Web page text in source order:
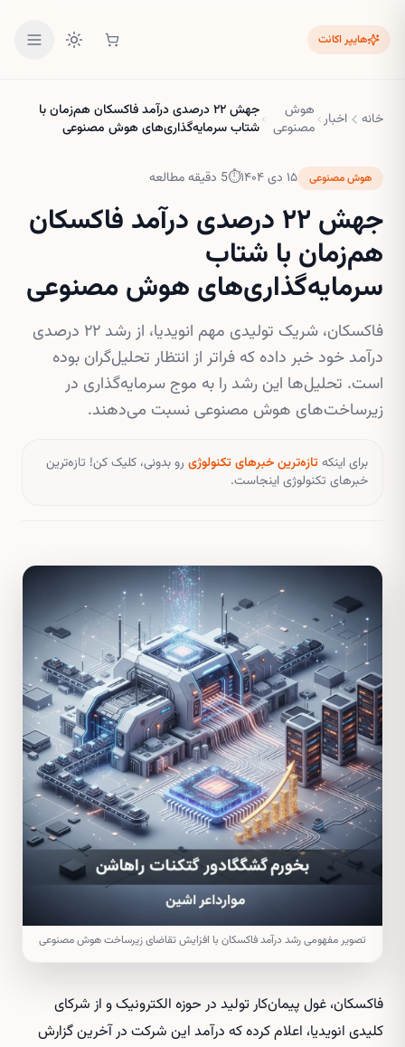
هایپر اکانت
خانه اخبار هوش
مصنوعی
جهش ۲۲ درصدی درآمد فاکسکان هم‌زمان با
شتاب سرمایه‌گذاری‌های هوش مصنوعی
هوش مصنوعی ۱۵ دی ۱۴۰۴ ⏱
5 دقیقه مطالعه
جهش ۲۲ درصدی درآمد فاکسکان
هم‌زمان با شتاب
سرمایه‌گذاری‌های هوش مصنوعی
فاکسکان، شریک تولیدی مهم انویدیا، از رشد ۲۲ درصدی
درآمد خود خبر داده که فراتر از انتظار تحلیل‌گران بوده
است. تحلیل‌ها این رشد را به موج سرمایه‌گذاری در
زیرساخت‌های هوش مصنوعی نسبت می‌دهند.
برای اینکهتازه‌ترین خبرهای تکنولوژی رو بدونی، کلیک کن! تازه‌ترین
خبرهای تکنولوژی اینجاست.
تصویر مفهومی رشد درآمد فاکسکان با افزایش تقاضای زیرساخت هوش مصنوعی
فاکسکان، غول پیمان‌کار تولید در حوزه الکترونیک و از شرکای
کلیدی انویدیا، اعلام کرده که درآمد این شرکت در آخرین گزارش